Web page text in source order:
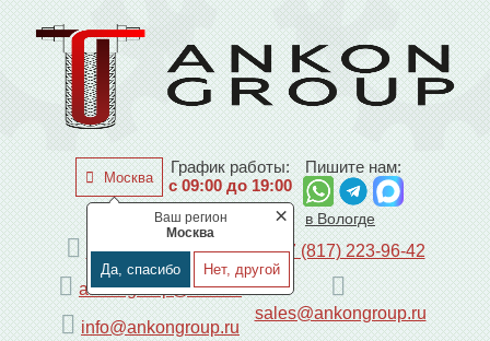
Москва
×
Ваш регион
Москва
Да, спасибо Нет, другой
График работы:
с 09:00 до 19:00
Пишите нам:
по Москве
+7 (495) 225-44-08
ankongroup@mail.ru
info@ankongroup.ru
в Вологде
+7 (817) 223-96-42
sales@ankongroup.ru